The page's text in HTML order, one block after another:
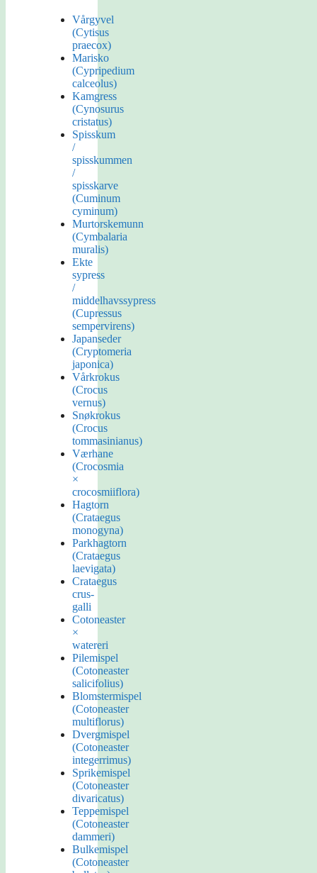
Vårgyvel
(Cytisus
praecox)
Marisko
(Cypripedium
calceolus)
Kamgress
(Cynosurus
cristatus)
Spisskum
/
spisskummen
/
spisskarve
(Cuminum
cyminum)
Murtorskemunn
(Cymbalaria
muralis)
Ekte
sypress
/
middelhavssypress
(Cupressus
sempervirens)
Japanseder
(Cryptomeria
japonica)
Vårkrokus
(Crocus
vernus)
Snøkrokus
(Crocus
tommasinianus)
Værhane
(Crocosmia
×
crocosmiiflora)
Hagtorn
(Crataegus
monogyna)
Parkhagtorn
(Crataegus
laevigata)
Crataegus
crus-
galli
Cotoneaster
×
watereri
Pilemispel
(Cotoneaster
salicifolius)
Blomstermispel
(Cotoneaster
multiflorus)
Dvergmispel
(Cotoneaster
integerrimus)
Sprikemispel
(Cotoneaster
divaricatus)
Teppemispel
(Cotoneaster
dammeri)
Bulkemispel
(Cotoneaster